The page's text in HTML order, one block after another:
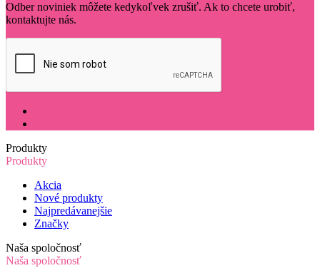
Odber noviniek môžete kedykoľvek zrušiť. Ak to chcete urobiť,
kontaktujte nás.
Produkty
Produkty
Akcia
Nové produkty
Najpredávanejšie
Značky
Naša spoločnosť
Naša spoločnosť